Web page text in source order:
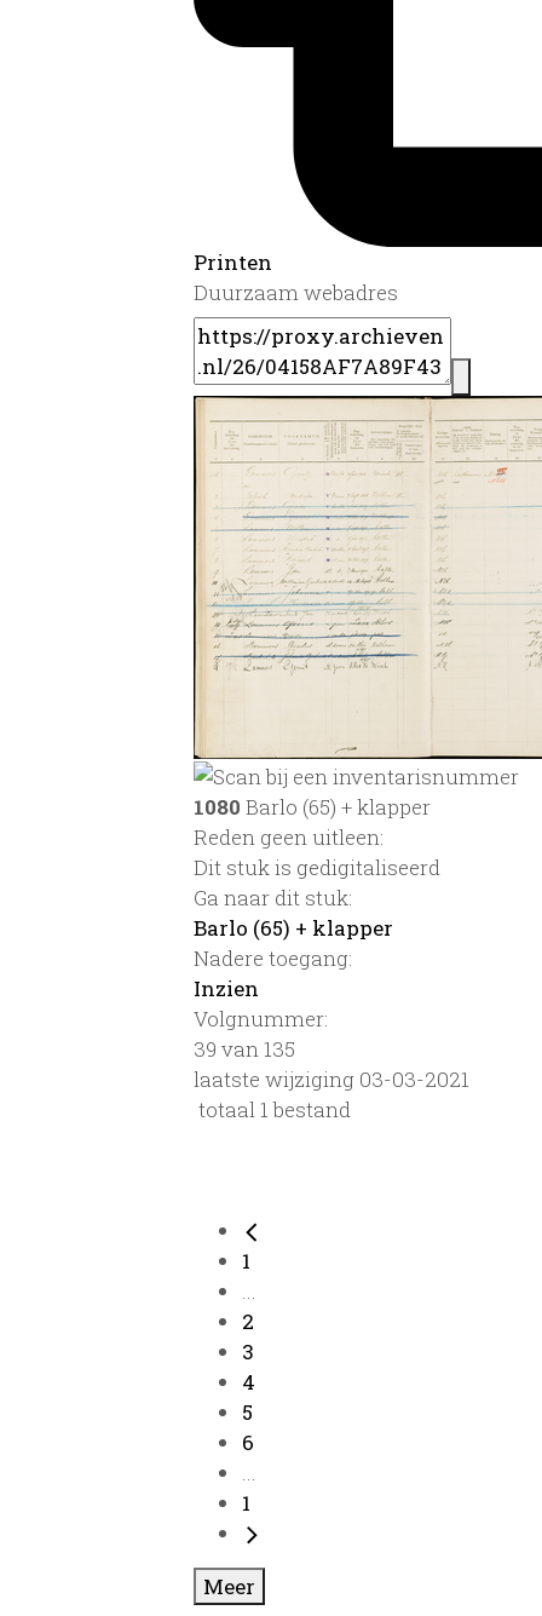
Printen
Duurzaam webadres
1080 Barlo (65) + klapper
Reden geen uitleen:
Dit stuk is gedigitaliseerd
Ga naar dit stuk:
Barlo (65) + klapper
Nadere toegang:
Inzien
Volgnummer:
39 van 135
laatste wijziging 03-03-2021
totaal 1 bestand
1
...
2
3
4
5
6
...
1
Meer